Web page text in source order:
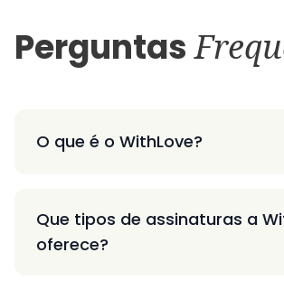
Perguntas
O que é o WithLove?
Que tipos de assinaturas a
oferece?